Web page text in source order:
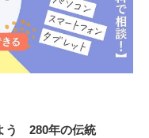
う 280年の伝統